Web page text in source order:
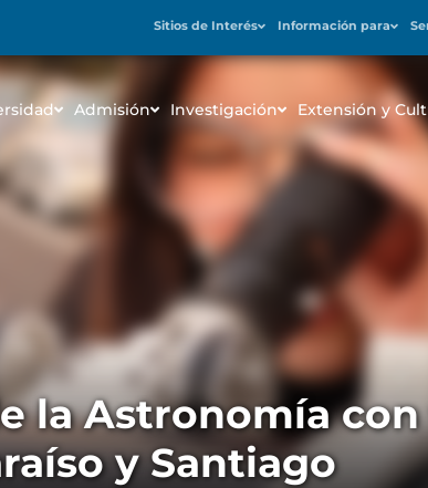
Sitios de Interés Información para
Admisión Investigación Extensión y
la Astronomía
y Santiago